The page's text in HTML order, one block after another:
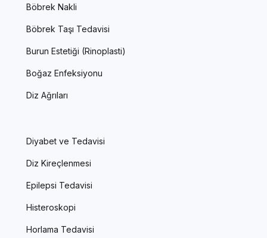
Böbrek Nakli
Böbrek Taşı Tedavisi
Burun Estetiği (Rinoplasti)
Boğaz Enfeksiyonu
Diz Ağrıları
Diyabet ve Tedavisi
Diz Kireçlenmesi
Epilepsi Tedavisi
Histeroskopi
Horlama Tedavisi